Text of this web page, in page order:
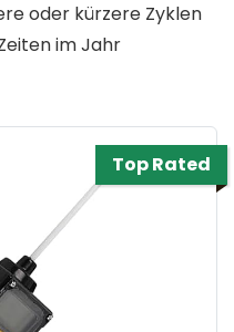
oder kürzere Zyklen
im Jahr
Top Rated